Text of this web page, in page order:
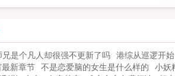
兄是个凡人却很强不更新了吗 港综从巡逻开始
新章节 不是恋爱脑的女生是什么样的 小妖